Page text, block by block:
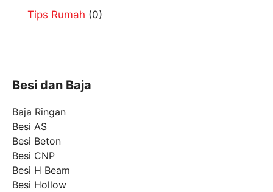
Tips Rumah (0)
Besi dan Baja
Baja Ringan
Besi AS
Besi Beton
Besi CNP
Besi H Beam
Besi Hollow